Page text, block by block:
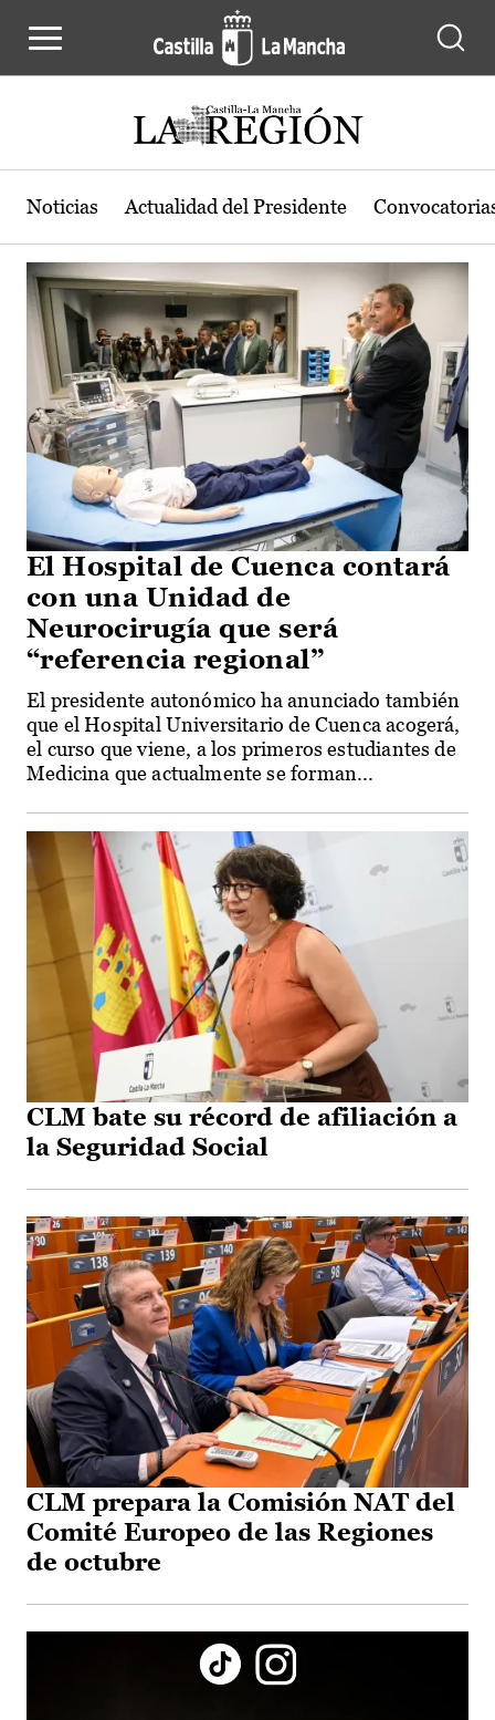
Actualidad de la región de Castilla-
Noticias Actualidad del Presidente
El Hospital de Cuenca contará
con una Unidad de
Neurocirugía que será
“referencia regional”
El presidente autonómico ha anunciado también
que el Hospital Universitario de Cuenca acogerá,
el curso que viene, a los primeros estudiantes de
Medicina que actualmente se forman...
CLM bate su récord de afiliación a
la Seguridad Social
CLM prepara la Comisión NAT del
Comité Europeo de las Regiones
de octubre